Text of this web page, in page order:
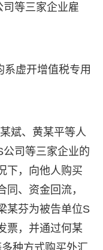
等三家企业雇
系虚开增值税专用
斌、黄某平等人
司等三家企业的
下，向他人购买
、资金回流，
某芬为被告单位S
票，并通过何某
种方式购买外汇